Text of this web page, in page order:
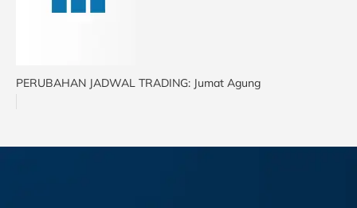
PERUBAHAN JADWAL TRADING: Jumat Agung